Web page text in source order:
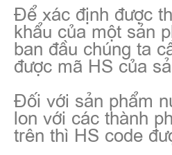
Để xác định được
khẩu của một sản
ban đầu chúng ta
được mã HS của
Đối với sản phẩm
lon với các thành
trên thì HS code